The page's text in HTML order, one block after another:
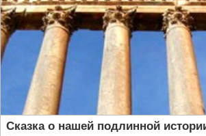
Сказка о нашей подлинной